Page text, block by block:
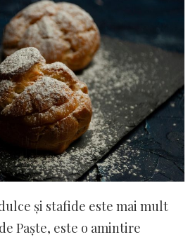
și stafide este mai mult
Paște, este o amintire